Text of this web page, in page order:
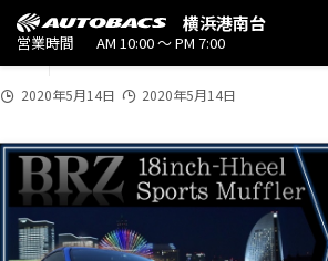
横浜港南台
営業時間 AM 10:00 ～ PM 7:00
20200514_tamasakai
2020
5/1
4
2020年5月14日 2020年5月14日